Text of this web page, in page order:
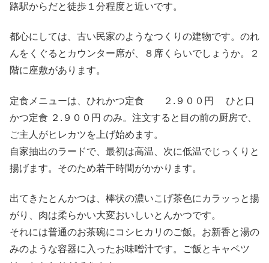
路駅からだと徒歩１分程度と近いです。
都心にしては、古い民家のようなつくりの建物です。のれ
んをくぐるとカウンター席が、８席くらいでしょうか。２
階に座敷があります。
定食メニューは、ひれかつ定食 ２.９００円 ひと口
かつ定食 ２.９００円 のみ。注文すると目の前の厨房で、
ご主人がヒレカツを上げ始めます。
自家抽出のラードで、最初は高温、次に低温でじっくりと
揚げます。そのため若干時間がかかります。
出てきたとんかつは、棒状の濃いこげ茶色にカラッっと揚
がり、肉は柔らかい大変おいしいとんかつです。
それには普通のお茶碗にコシヒカリのご飯。お新香と湯の
みのような容器に入ったお味噌汁です。ご飯とキャベツ